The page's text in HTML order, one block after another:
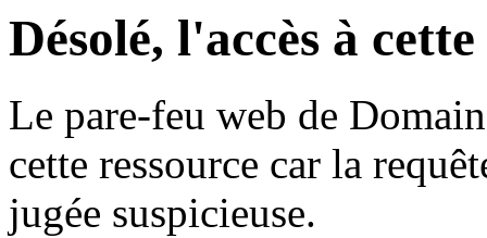
Désolé, l'accès à
Le pare-feu web de
cette ressource car la
jugée suspicieuse.